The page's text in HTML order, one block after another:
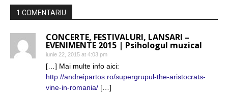
1 COMENTARIU
CONCERTE, FESTIVALURI, LANSARI –
EVENIMENTE 2015 | Psihologul muzical
iunie 22, 2015 at 4:03 pm
[…] Mai multe info aici:
http://andreipartos.ro/supergrupul-the-aristocrats-
vine-in-romania/ […]